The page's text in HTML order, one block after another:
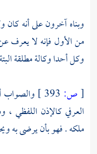
وبناه آخرون على أنه
من الأول فإنه لا يعرف
وكل أحدا وكالة مطلقة
[ص:
والصواب
العرفي كالإذن
ملكه . فهو بأن يرضى به